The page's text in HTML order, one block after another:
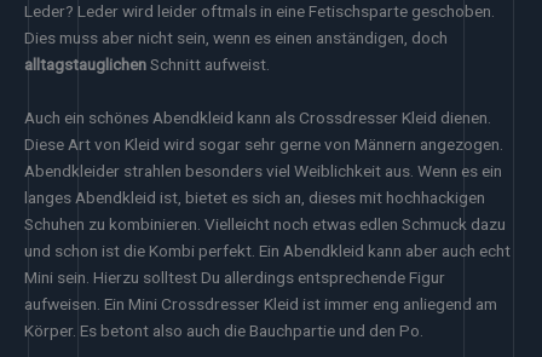
Leder? Leder wird leider oftmals in eine Fetischsparte geschoben.
Dies muss aber nicht sein, wenn es einen anständigen, doch
alltagstauglichenSchnitt aufweist.
Auch ein schönes Abendkleid kann als Crossdresser Kleid dienen.
Diese Art von Kleid wird sogar sehr gerne von Männern angezogen.
Abendkleider strahlen besonders viel Weiblichkeit aus. Wenn es ein
langes Abendkleid ist, bietet es sich an, dieses mit hochhackigen
Schuhen zu kombinieren. Vielleicht noch etwas edlen Schmuck dazu
und schon ist die Kombi perfekt. Ein Abendkleid kann aber auch echt
Mini sein. Hierzu solltest Du allerdings entsprechende Figur
aufweisen. Ein Mini Crossdresser Kleid ist immer eng anliegend am
Körper. Es betont also auch die Bauchpartie und den Po.